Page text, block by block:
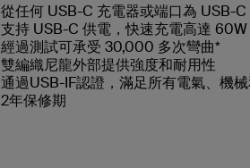
從任何 USB-C 充電器或端口為 USB-
支持 USB-C 供電，快速充電高達 60W
經過測試可承受 30,000 多次彎曲*
雙編織尼龍外部提供強度和耐用性
通過USB-IF認證，滿足所有電氣、機
2年保修期